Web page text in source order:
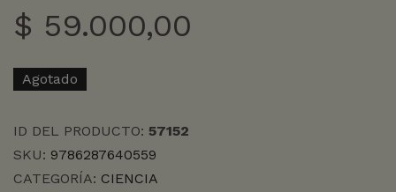
$ 59.000,00
Agotado
ID DEL PRODUCTO: 57152
SKU: 9786287640559
CATEGORÍA: CIENCIA